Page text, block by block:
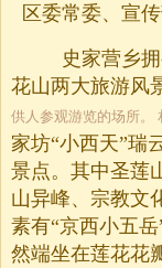
区委常委、宣
史家营乡拥
花山两大旅游风
供人参观游览的场所。
家坊“小西天”瑞
景点。其中圣莲
山异峰、宗教文
素有“京西小五
然端坐在莲花花